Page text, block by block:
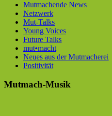
Mutmachende News
Netzwerk
Mut-Talks
Young Voices
Future Talks
mut•macht
Neues aus der Mutmacherei
Positivität
Mutmach-Musik